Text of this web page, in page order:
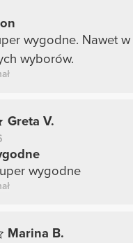
wygodne. Nawet
wyborów.
Greta V.
wygodne
Marina B.